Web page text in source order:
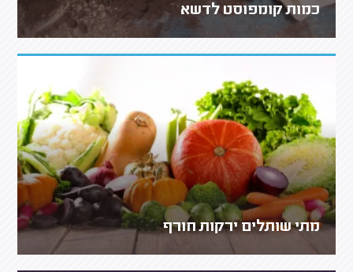
כמות קומפוסט לדשא
מתי שותלים ירקות חורף